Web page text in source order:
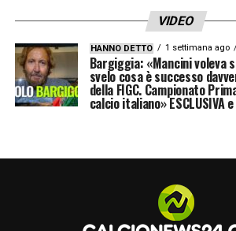
VIDEO
HANNO DETTO 1 settimana ago
Bargiggia: «Mancini voleva
svelo cosa è successo
della FIGC. Campionato
calcio italiano» ESCLUSIVA e